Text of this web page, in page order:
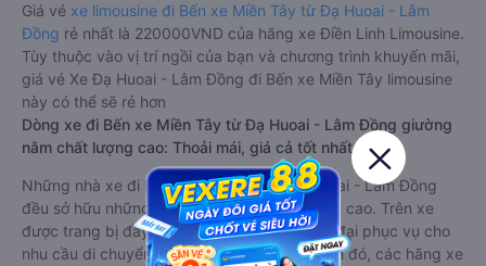
Giá vé xe limousine đi Bến xe Miền Tây từ Đạ Huoai - Lâm
Đồng rẻ nhất là 220000VND của hãng xe Điền Linh Limousine.
Tùy thuộc vào vị trí ngồi của bạn và chương trình khuyến mãi,
giá vé Xe Đạ Huoai - Lâm Đồng đi Bến xe Miền Tây limousine
này có thể sẽ rẻ hơn
Dòng xe đi Bến xe Miền Tây từ Đạ Huoai - Lâm Đồng giường
nằm chất lượng cao: Thoải mái, giá cả tốt nhất
Những nhà xe đi Bến xe Miền Tây từ Đạ Huoai - Lâm Đồng
đều sở hữu những xe giường nằm chất lượng cao. Trên xe
được trang bị đầy đủ các trang thiết bị hiện đại phục vụ cho
nhu cầu di chuyển của hành khách. Bên cạnh đó, các hãng xe